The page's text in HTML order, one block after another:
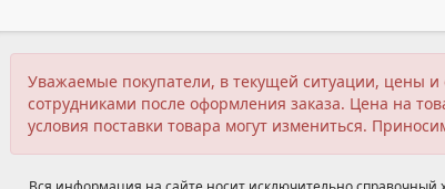
Уважаемые покупатели, в текущей ситуации, цены
сотрудниками после оформления заказа. Цена на
условия поставки товара могут измениться.